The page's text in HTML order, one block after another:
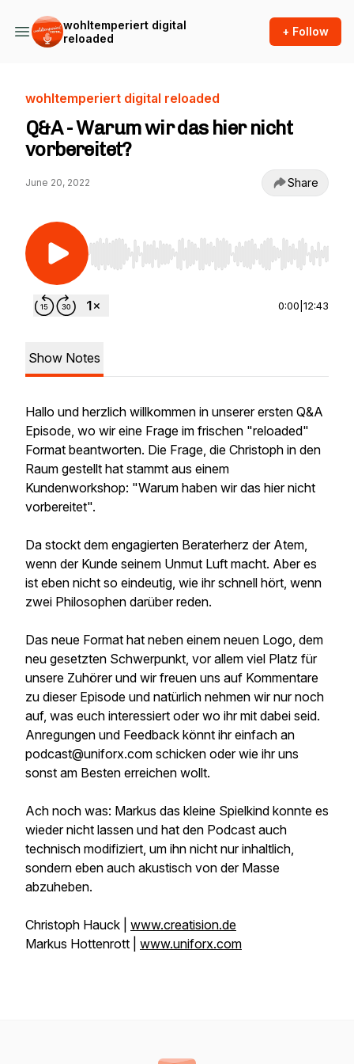
wohltemperiert digital
reloaded
+ Follow
wohltemperiert digital reloaded
Q&A - Warum wir das hier nicht
vorbereitet?
June 20, 2022 Share
Use Left/Right to seek, Home/End to jump to
0:00 12:43
Show Notes
Hallo und herzlich willkommen in unserer ersten Q&A
Episode, wo wir eine Frage im frischen "reloaded"
Format beantworten. Die Frage, die Christoph in den
Raum gestellt hat stammt aus einem
Kundenworkshop: "Warum haben wir das hier nicht
vorbereitet".
Da stockt dem engagierten Beraterherz der Atem,
wenn der Kunde seinem Unmut Luft macht. Aber es
ist eben nicht so eindeutig, wie ihr schnell hört, wenn
zwei Philosophen darüber reden.
Das neue Format hat neben einem neuen Logo, dem
neu gesetzten Schwerpunkt, vor allem viel Platz für
unsere Zuhörer und wir freuen uns auf Kommentare
zu dieser Episode und natürlich nehmen wir nur noch
auf, was euch interessiert oder wo ihr mit dabei seid.
Anregungen und Feedback könnt ihr einfach an
podcast@uniforx.com schicken oder wie ihr uns
sonst am Besten erreichen wollt.
Ach noch was: Markus das kleine Spielkind konnte es
wieder nicht lassen und hat den Podcast auch
technisch modifiziert, um ihn nicht nur inhaltlich,
sondern eben auch akustisch von der Masse
abzuheben.
Christoph Hauck | www.creatision.de
Markus Hottenrott | www.uniforx.com